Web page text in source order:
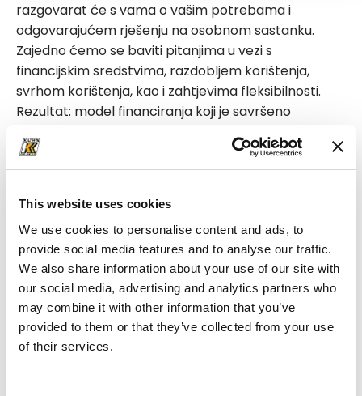
This website uses cookies
We use cookies to personalise content and ads, to
provide social media features and to analyse our traffic.
We also share information about your use of our site with
our social media, advertising and analytics partners who
may combine it with other information that you’ve
provided to them or that they’ve collected from your use
of their services.
razgovarat će s vama o vašim potrebama i
odgovarajućem rješenju na osobnom sastanku.
Zajedno ćemo se baviti pitanjima u vezi s
financijskim sredstvima, razdobljem korištenja,
svrhom korištenja, kao i zahtjevima fleksibilnosti.
Rezultat: model financiranja koji je savršeno
Najam građevinskih strojevau
društvu Kuhn
Jeste li znali da od društva Kuhn možete povoljno
unajmiti najsuvremenije, optimalno održavane